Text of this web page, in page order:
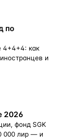
по
4+4+4: как
и
2026
фонд SGK
000 лир — и